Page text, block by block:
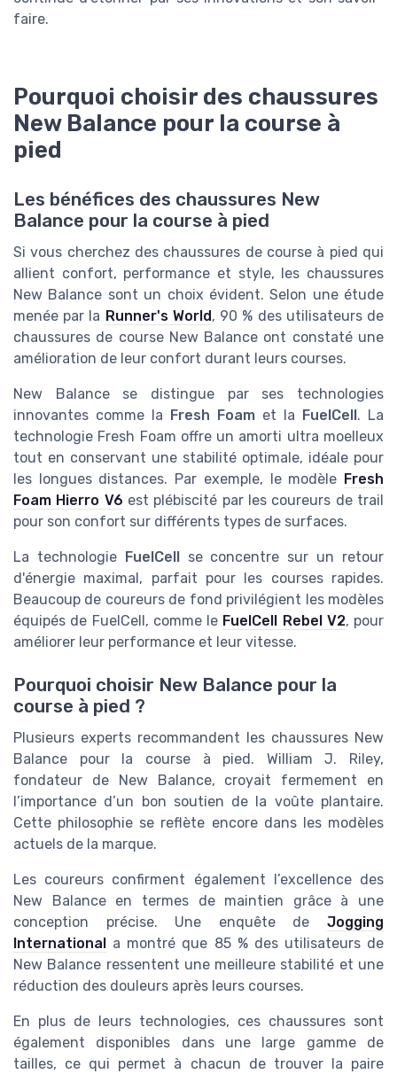
faire.
Pourquoi choisir des chaussures
New Balance pour la course à
pied
Les bénéfices des chaussures New
Balance pour la course à pied
Si vous cherchez des chaussures de course à pied qui
allient confort, performance et style, les chaussures
New Balance sont un choix évident. Selon une étude
menée par la Runner's World, 90 % des utilisateurs de
chaussures de course New Balance ont constaté une
amélioration de leur confort durant leurs courses.
New Balance se distingue par ses technologies
innovantes comme la Fresh Foam et la FuelCell. La
technologie Fresh Foam offre un amorti ultra moelleux
tout en conservant une stabilité optimale, idéale pour
les longues distances. Par exemple, le modèle Fresh
Foam Hierro V6 est plébiscité par les coureurs de trail
pour son confort sur différents types de surfaces.
La technologie FuelCellse concentre sur un retour
d'énergie maximal, parfait pour les courses rapides.
Beaucoup de coureurs de fond privilégient les modèles
équipés de FuelCell, comme le FuelCell Rebel V2, pour
améliorer leur performance et leur vitesse.
Pourquoi choisir New Balance pour la
course à pied ?
Plusieurs experts recommandent les chaussures New
Balance pour la course à pied. William J. Riley,
fondateur de New Balance, croyait fermement en
l’importance d’un bon soutien de la voûte plantaire.
Cette philosophie se reflète encore dans les modèles
actuels de la marque.
Les coureurs confirment également l’excellence des
New Balance en termes de maintien grâce à une
conception précise. Une enquête de Jogging
International a montré que 85 % des utilisateurs de
New Balance ressentent une meilleure stabilité et une
réduction des douleurs après leurs courses.
En plus de leurs technologies, ces chaussures sont
également disponibles dans une large gamme de
tailles, ce qui permet à chacun de trouver la paire